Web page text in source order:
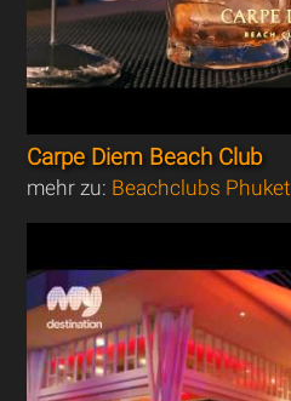
Carpe Diem Beach Club
mehr zu: Beachclubs Phuket